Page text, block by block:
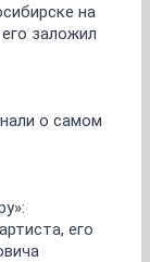
на
заложил
о самом
его